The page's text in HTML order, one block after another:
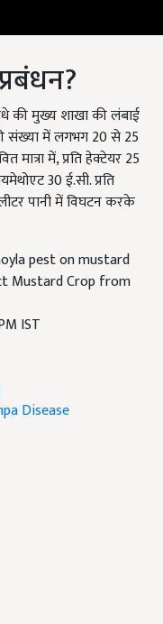
की मुख्य शाखा की लंबाई
संख्या में लगभग 20 से 25
मात्रा में, प्रति हेक्टेयर 25
30 ई.सी. प्रति
पानी में विघटन करके
pest on mustard
Mustard Crop from
IST
Disease